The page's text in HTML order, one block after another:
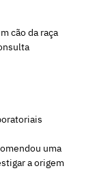
cão da raça
uma
a origem